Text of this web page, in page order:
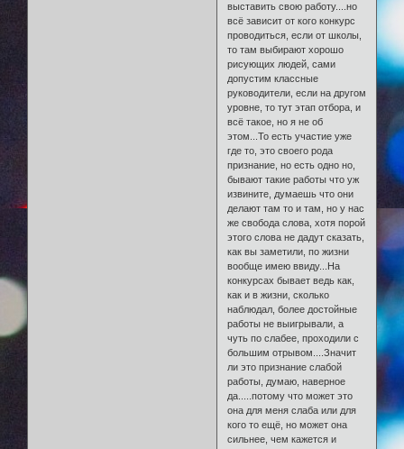
выставить свою работу....но
всё зависит от кого конкурс
проводиться, если от школы,
то там выбирают хорошо
рисующих людей, сами
допустим классные
руководители, если на другом
уровне, то тут этап отбора, и
всё такое, но я не об
этом...То есть участие уже
где то, это своего рода
признание, но есть одно но,
бывают такие работы что уж
извините, думаешь что они
делают там то и там, но у нас
же свобода слова, хотя порой
этого слова не дадут сказать,
как вы заметили, по жизни
вообще имею ввиду...На
конкурсах бывает ведь как,
как и в жизни, сколько
наблюдал, более достойные
работы не выигрывали, а
чуть по слабее, проходили с
большим отрывом....Значит
ли это признание слабой
работы, думаю, наверное
да.....потому что может это
она для меня слаба или для
кого то ещё, но может она
сильнее, чем кажется и